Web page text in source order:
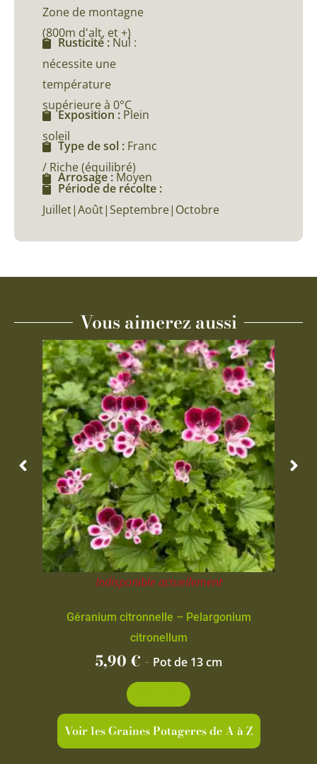
Zone de montagne
(800m d'alt, et +)
Rusticité : Nul :
nécessite une
température
supérieure à 0°C
Exposition : Plein
soleil
Type de sol : Franc
/ Riche (équilibré)
Arrosage : Moyen
Période de récolte :
Juillet|Août|Septembre|Octobre
Vous aimerez aussi
Indisponible actuellement
Géranium citronnelle – Pelargonium
citronellum
5,90€ - Pot de 13 cm
Voir les Graines Potageres de A à Z